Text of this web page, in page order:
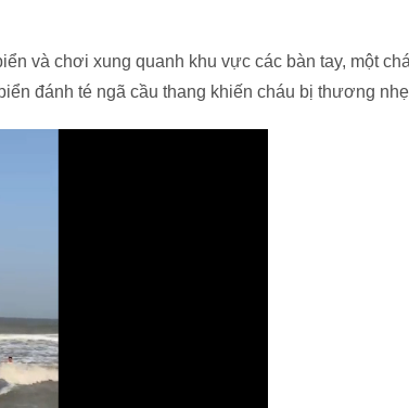
và chơi xung quanh khu vực các bàn tay, một
đánh té ngã cầu thang khiến cháu bị thương